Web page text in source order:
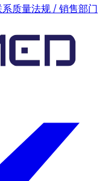
系质量法规 / 销售部门